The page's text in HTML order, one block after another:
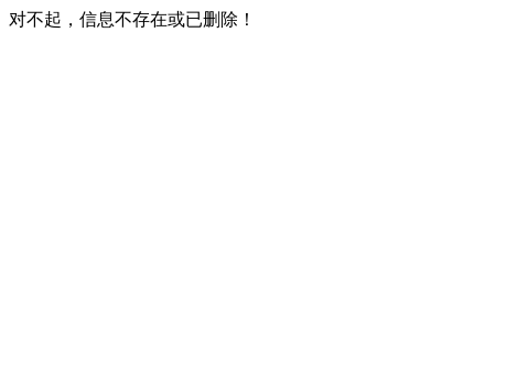
对不起，信息不存在或已删除！